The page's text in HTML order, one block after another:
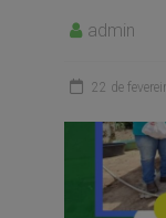
admin
22 de